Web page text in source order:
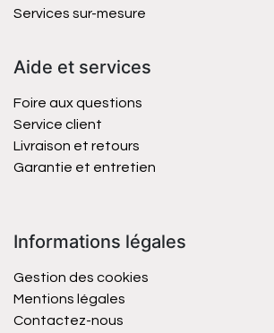
Services sur-mesure
Aide et services
Foire aux questions
Service client
Livraison et retours
Garantie et entretien
Informations légales
Gestion des cookies
Mentions légales
Contactez-nous